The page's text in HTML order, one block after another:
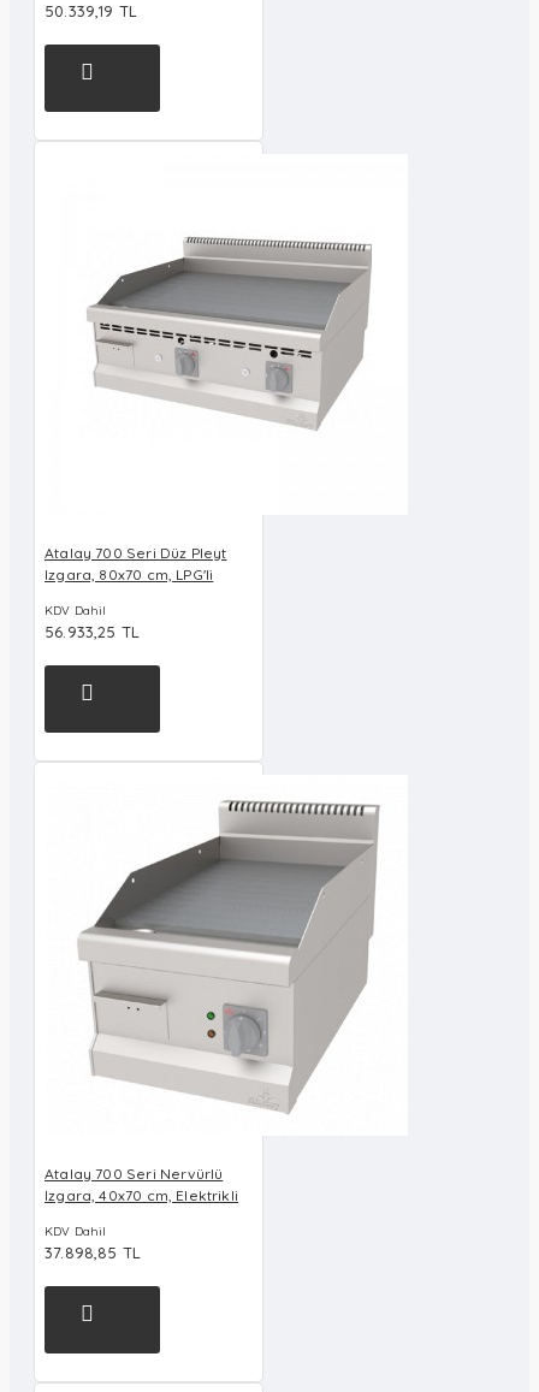
50.339,19 TL
Atalay 700 Seri Düz Pleyt
Izgara, 80x70 cm, LPG'li
KDV Dahil
56.933,25 TL
Atalay 700 Seri Nervürlü
Izgara, 40x70 cm, Elektrikli
KDV Dahil
37.898,85 TL